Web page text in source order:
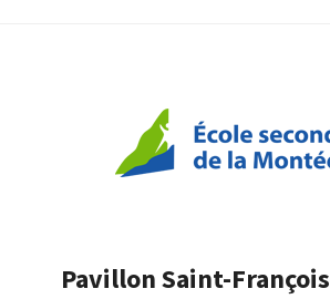
Pavillon Saint-François